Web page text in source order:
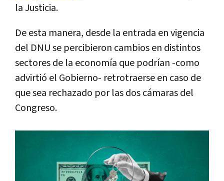
la Justicia.
De esta manera, desde la entrada en vigencia
del DNU se percibieron cambios en distintos
sectores de la economía que podrían -como
advirtió el Gobierno- retrotraerse en caso de
que sea rechazado por las dos cámaras del
Congreso.